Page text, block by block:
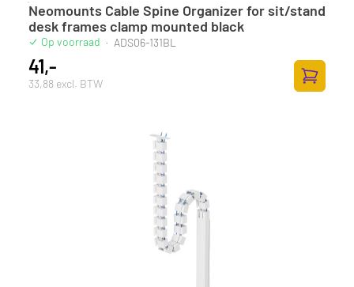
Neomounts Cable Spine Organizer for sit/stand
desk frames clamp mounted black
Op voorraad · ADS06-131BL
41,-
33,88 excl. BTW
Zum